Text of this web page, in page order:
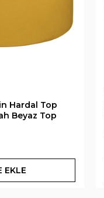
Hardal Top
Beyaz Top
EKLE